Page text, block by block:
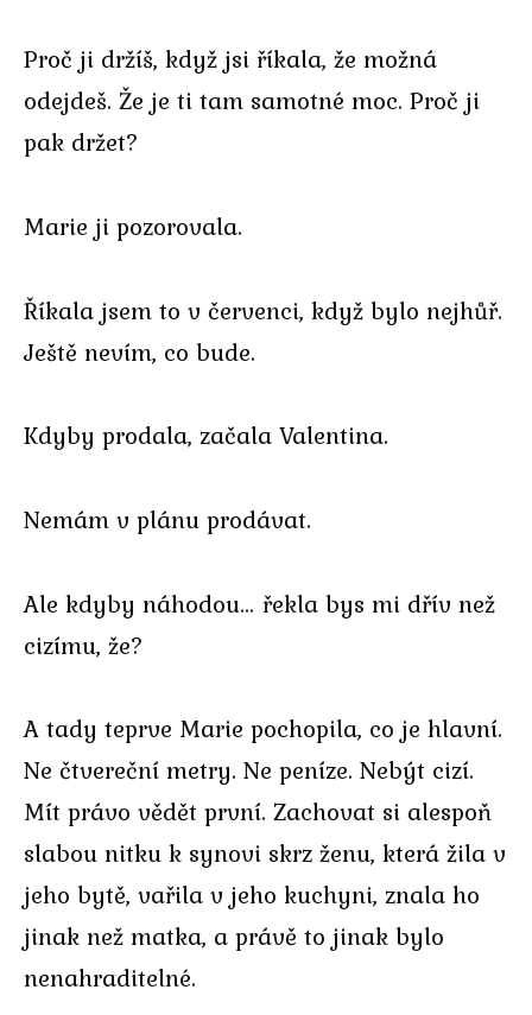
Proč ji držíš, když jsi říkala, že možná
odejdeš. Že je ti tam samotné moc. Proč ji
pak držet?
Marie ji pozorovala.
Říkala jsem to v červenci, když bylo nejhůř.
Ještě nevím, co bude.
Kdyby prodala, začala Valentina.
Nemám v plánu prodávat.
Ale kdyby náhodou… řekla bys mi dřív než
cizímu, že?
A tady teprve Marie pochopila, co je hlavní.
Ne čtvereční metry. Ne peníze. Nebýt cizí.
Mít právo vědět první. Zachovat si alespoň
slabou nitku k synovi skrz ženu, která žila v
jeho bytě, vařila v jeho kuchyni, znala ho
jinak než matka, a právě to jinak bylo
nenahraditelné.